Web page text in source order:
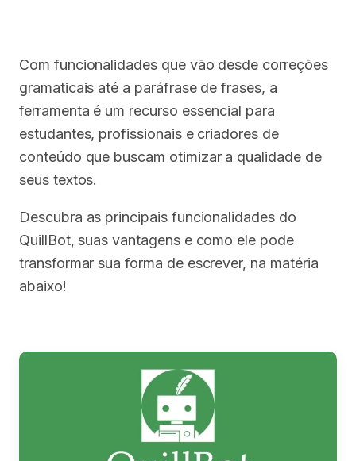
Com funcionalidades que vão desde correções
gramaticais até a paráfrase de frases, a
ferramenta é um recurso essencial para
estudantes, profissionais e criadores de
conteúdo que buscam otimizar a qualidade de
seus textos.
Descubra as principais funcionalidades do
QuillBot, suas vantagens e como ele pode
transformar sua forma de escrever, na matéria
abaixo!